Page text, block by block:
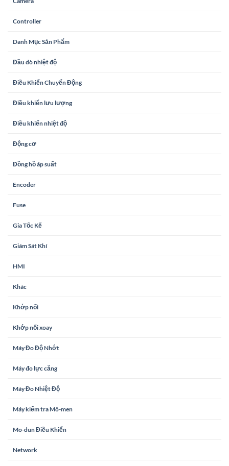
Controller
Danh Mục Sản Phẩm
Đầu dò nhiệt độ
Điều Khiển Chuyển Động
Điều khiển lưu lượng
Điều khiển nhiệt độ
Động cơ
Đồng hồ áp suất
Encoder
Fuse
Gia Tốc Kế
Giám Sát Khí
HMI
Khác
Khớp nối
Khớp nối xoay
Máy Đo Độ Nhớt
Máy đo lực căng
Máy Đo Nhiệt Độ
Máy kiểm tra Mô-men
Mo-dun Điều Khiển
Network